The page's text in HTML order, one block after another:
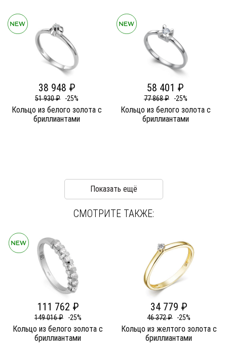
38 948 ₽
51 930 ₽ -25%
Кольцо из белого золота c
бриллиантами
58 401 ₽
77 868 ₽ -25%
Кольцо из белого золота c
бриллиантами
Показать ещё
СМОТРИТЕ ТАКЖЕ:
111 762 ₽
149 016 ₽ -25%
Кольцо из белого золота c
бриллиантами
34 779 ₽
46 372 ₽ -25%
Кольцо из желтого золота c
бриллиантами